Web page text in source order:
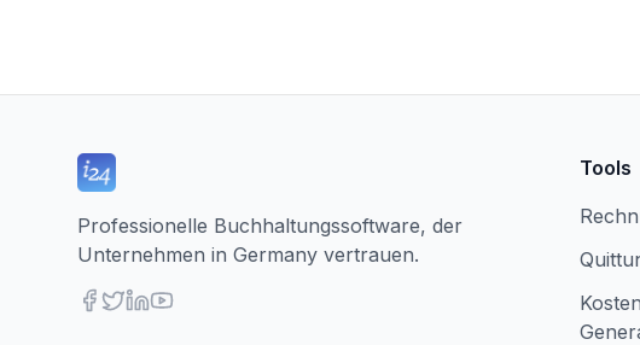
Professionelle Buchhaltungssoftware, der
Unternehmen in Germany vertrauen.
Tools